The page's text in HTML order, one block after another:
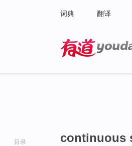
词典 翻译
目录 continuous